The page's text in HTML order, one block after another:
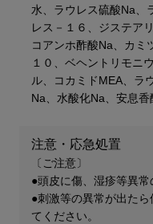
水、ラウレス硫酸Na、
レス－１６、ジステア
コアンホ酢酸Na、カミ
１０、ベヘントリモニ
ル、コカミドMEA、ラ
Na、水酸化Na、安息
注意・応急処置
〔ご注意〕
●頭皮に傷、湿疹等異常
●刺激等の異常が出た
てください。